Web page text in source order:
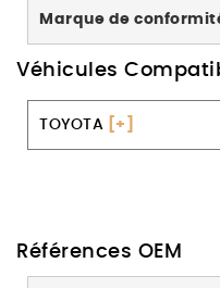
Marque de
Véhicules
TOYOTA [+]
Références OEM